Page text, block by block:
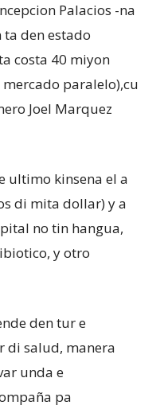
Palacios -na
den estado
costa 40 miyon
paralelo),cu
Joel Marquez
ultimo kinsena el a
di mita dollar) y a
no tin hangua,
y otro
den tur e
di salud, manera
unda e
pa